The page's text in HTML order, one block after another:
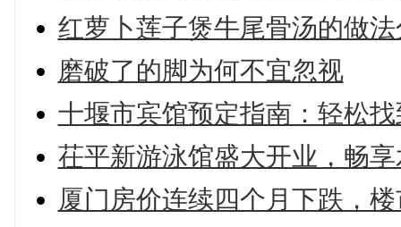
红萝卜莲子煲牛尾骨汤的做
磨破了的脚为何不宜忽视
十堰市宾馆预定指南：轻松
茌平新游泳馆盛大开业，畅
厦门房价连续四个月下跌，